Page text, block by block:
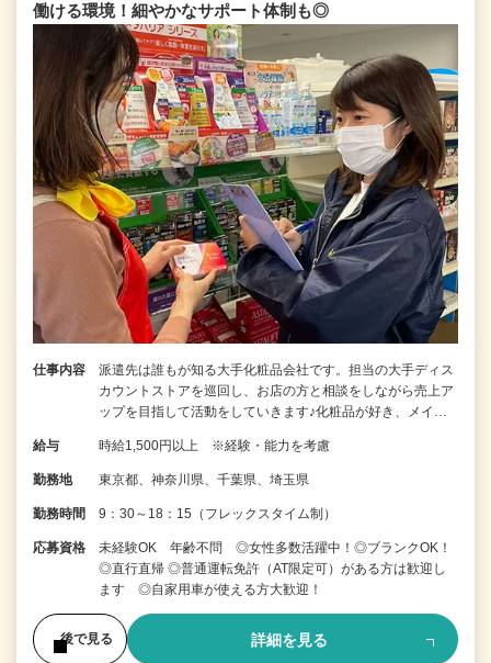
働ける環境！細やかなサポート体制も◎
仕事内容
派遣先は誰もが知る大手化粧品会社です。担当の大手ディス
カウントストアを巡回し、お店の方と相談をしながら売上ア
ップを目指して活動をしていきます♪化粧品が好き、メイ…
給与 時給1,500円以上 ※経験・能力を考慮
勤務地 東京都、神奈川県、千葉県、埼玉県
勤務時間 9：30～18：15（フレックスタイム制）
応募資格
未経験OK 年齢不問 ◎女性多数活躍中！◎ブランクOK！
◎直行直帰 ◎普通運転免許（AT限定可）がある方は歓迎し
ます ◎自家用車が使える方大歓迎！
後で見る 詳細を見る